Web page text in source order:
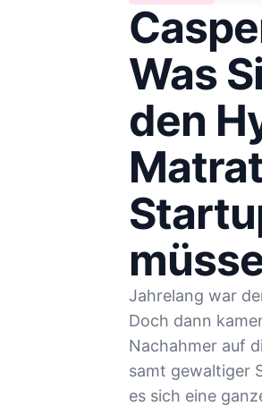
Was
den
Jahrelang war
Doch dann
Nachahmer auf
samt gewaltiger
es sich eine